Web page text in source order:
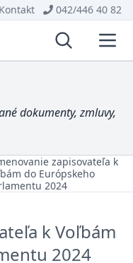
Kontakt 042/446 40 82
Vyhľadávanie
dokumenty, zmluvy,
zapisovateľa k
do Európskeho
2024
k Voľbám
2024